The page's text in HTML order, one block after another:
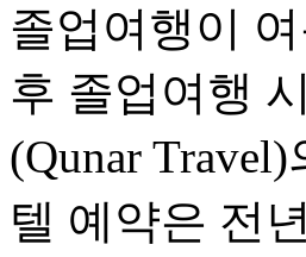
졸업여행이
후 졸업여행
(Qunar
텔 예약은 전